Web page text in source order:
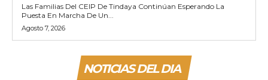
Las Familias Del CEIP De Tindaya Continúan Esperando La
Puesta En Marcha De Un...
Agosto 7, 2026
NOTICIAS DEL DIA